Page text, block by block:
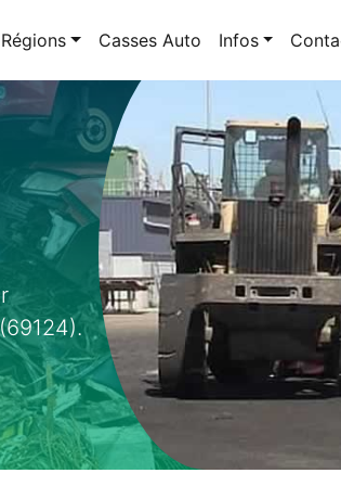
Régions Casses Auto Infos